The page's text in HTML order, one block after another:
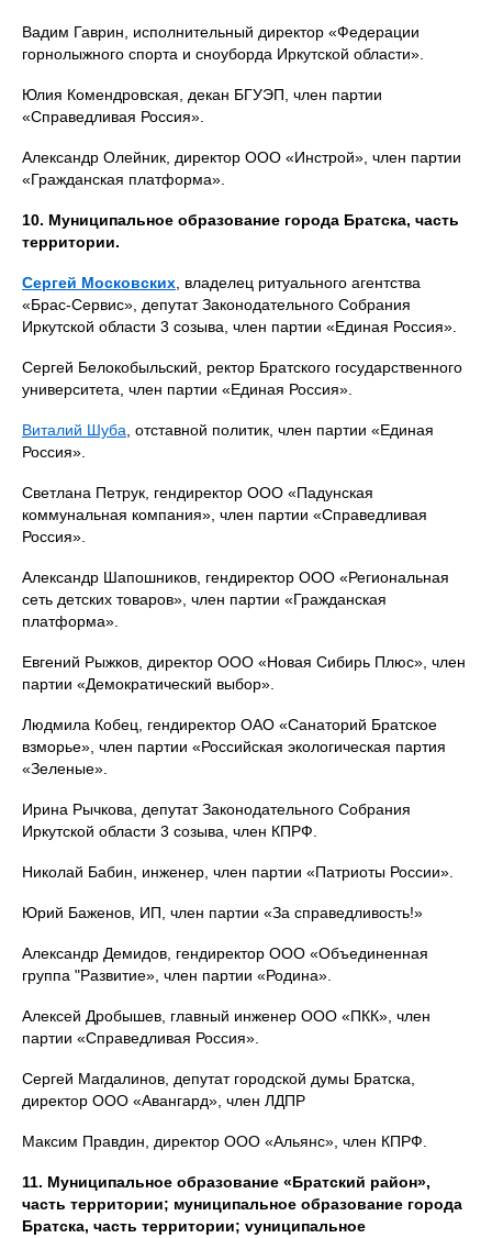
Вадим Гаврин, исполнительный директор «Федерации
горнолыжного спорта и сноуборда Иркутской области».
Юлия Комендровская, декан БГУЭП, член партии
«Справедливая Россия».
Александр Олейник, директор ООО «Инстрой», член партии
«Гражданская платформа».
10. Муниципальное образование города Братска, часть
территории.
Сергей Московских , владелец ритуального агентства
«Брас-Сервис», депутат Законодательного Собрания
Иркутской области 3 созыва, член партии «Единая Россия».
Сергей Белокобыльский, ректор Братского государственного
университета, член партии «Единая Россия».
Виталий Шуба , отставной политик, член партии «Единая
Россия».
Светлана Петрук, гендиректор ООО «Падунская
коммунальная компания», член партии «Справедливая
Россия».
Александр Шапошников, гендиректор ООО «Региональная
сеть детских товаров», член партии «Гражданская
платформа».
Евгений Рыжков, директор ООО «Новая Сибирь Плюс», член
партии «Демократический выбор».
Людмила Кобец, гендиректор ОАО «Санаторий Братское
взморье», член партии «Российская экологическая партия
«Зеленые».
Ирина Рычкова, депутат Законодательного Собрания
Иркутской области 3 созыва, член КПРФ.
Николай Бабин, инженер, член партии «Патриоты России».
Юрий Баженов, ИП, член партии «За справедливость!»
Александр Демидов, гендиректор ООО «Объединенная
группа "Развитие», член партии «Родина».
Алексей Дробышев, главный инженер ООО «ПКК», член
партии «Справедливая Россия».
Сергей Магдалинов, депутат городской думы Братска,
директор ООО «Авангард», член ЛДПР
Максим Правдин, директор ООО «Альянс», член КПРФ.
11. Муниципальное образование «Братский район»,
часть территории; муниципальное образование города
Братска, часть территории; vуниципальное